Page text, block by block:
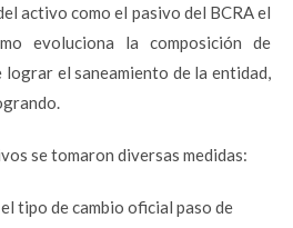
activo como el pasivo del BCRA el
evoluciona la composición de
el saneamiento de la entidad,
se tomaron diversas medidas:
tipo de cambio oficial paso de